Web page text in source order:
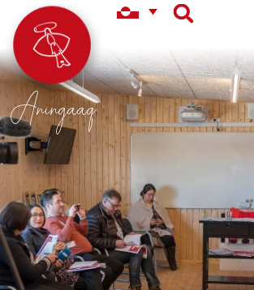
Aningaaq